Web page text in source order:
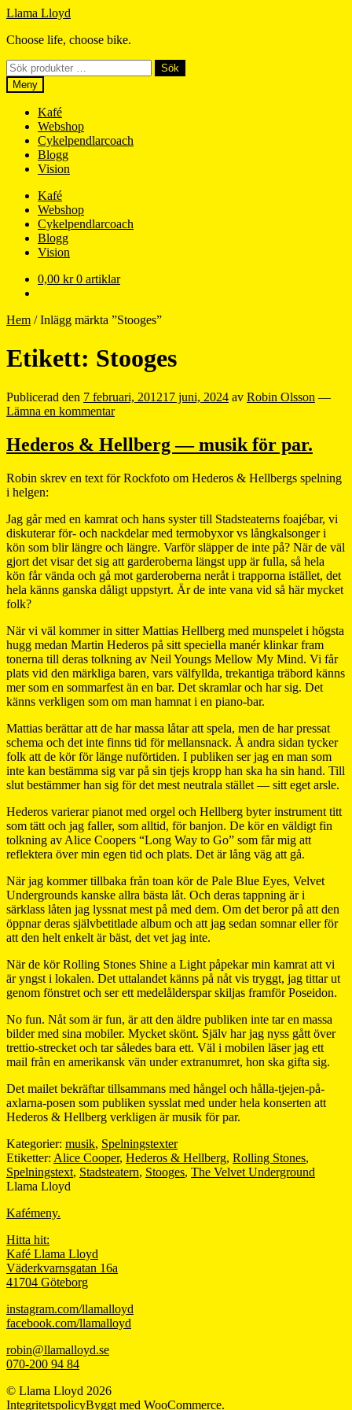
Hoppa
navigering
Hoppa
innehåll
Llama Lloyd
Choose life, choose bike.
Sök
efter:
Sök
Meny
Kafé
Webshop
Cykelpendlarcoach
Blogg
Vision
Kafé
Webshop
Cykelpendlarcoach
Blogg
Vision
0,00 kr 0 artiklar
Hem /Inlägg märkta ”Stooges”
Etikett: Stooges
Publicerad den 7 februari, 201217 juni, 2024 av Robin Olsson —
Lämna en kommentar
Hederos & Hellberg — musik för par.
Robin skrev en text för Rockfoto om Hederos & Hellbergs spelning
i helgen:
Jag går med en kamrat och hans syster till Stadsteaterns foajébar, vi
diskuterar för- och nackdelar med termobyxor vs långkalsonger i
kön som blir längre och längre. Varför släpper de inte på? När de väl
gjort det visar det sig att garderoberna längst upp är fulla, så hela
kön får vända och gå mot garderoberna neråt i trapporna istället, det
hela känns ganska dåligt uppstyrt. Är de inte vana vid så här mycket
folk?
När vi väl kommer in sitter Mattias Hellberg med munspelet i högsta
hugg medan Martin Hederos på sitt speciella manér klinkar fram
tonerna till deras tolkning av Neil Youngs Mellow My Mind. Vi får
plats vid den märkliga baren, vars välfyllda, trekantiga träbord känns
mer som en sommarfest än en bar. Det skramlar och har sig. Det
känns verkligen som om man hamnat i en piano-bar.
Mattias berättar att de har massa låtar att spela, men de har pressat
schema och det inte finns tid för mellansnack. Å andra sidan tycker
folk att de kör för länge nuförtiden. I publiken ser jag en man som
inte kan bestämma sig var på sin tjejs kropp han ska ha sin hand. Till
slut bestämmer han sig för det mest neutrala stället — sitt eget arsle.
Hederos varierar pianot med orgel och Hellberg byter instrument titt
som tätt och jag faller, som alltid, för banjon. De kör en väldigt fin
tolkning av Alice Coopers “Long Way to Go” som får mig att
reflektera över min egen tid och plats. Det är lång väg att gå.
När jag kommer tillbaka från toan kör de Pale Blue Eyes, Velvet
Undergrounds kanske allra bästa låt. Och deras tappning är i
särklass låten jag lyssnat mest på med dem. Om det beror på att den
öppnar deras självbetitlade album och att jag sedan somnar eller för
att den helt enkelt är bäst, det vet jag inte.
När de kör Rolling Stones Shine a Light påpekar min kamrat att vi
är yngst i lokalen. Det uttalandet känns på nåt vis tryggt, jag tittar ut
genom fönstret och ser ett medelålderspar skiljas framför Poseidon.
No fun. Nåt som är fun, är att den äldre publiken inte tar en massa
bilder med sina mobiler. Mycket skönt. Själv har jag nyss gått över
trettio-strecket och tar således bara ett. Väl i mobilen läser jag ett
mail från en amerikansk vän under extranumret, hon ska gifta sig.
Det mailet bekräftar tillsammans med hångel och hålla-tjejen-på-
axlarna-posen som publiken sysslat med under hela konserten att
Hederos & Hellberg verkligen är musik för par.
Kategorier: musik, Spelningstexter
Etiketter: Alice Cooper, Hederos & Hellberg, Rolling Stones,
Spelningstext, Stadsteatern, Stooges, The Velvet Underground
Llama Lloyd
Kafémeny.
Hitta hit:
Kafé Llama Lloyd
Väderkvarnsgatan 16a
41704 Göteborg
instagram.com/llamalloyd
facebook.com/llamalloyd
robin@llamalloyd.se
070-200 94 84
© Llama Lloyd 2026
IntegritetspolicyByggt med WooCommerce.